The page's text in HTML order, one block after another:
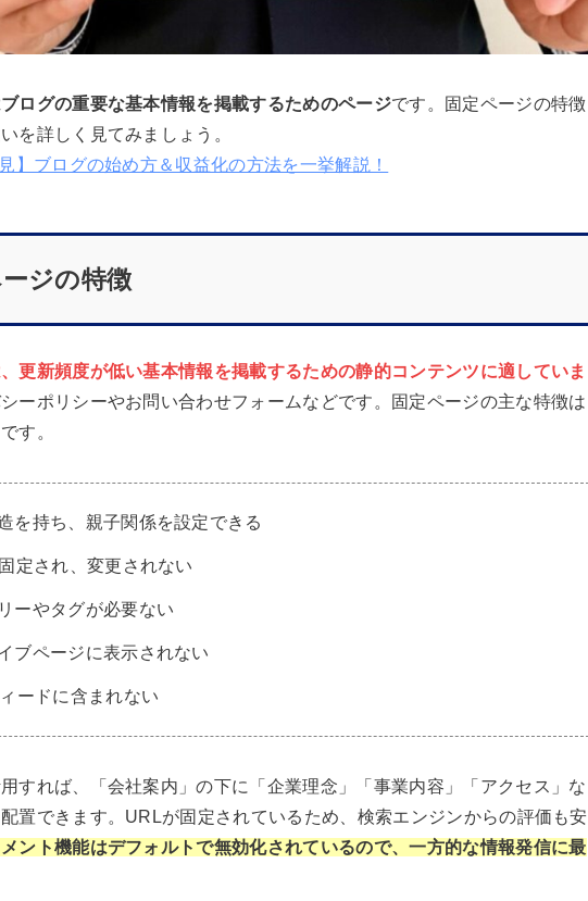
ログの重要な基本情報を掲載するためのページです。固定ページの特徴
を詳しく見てみましょう。
】ブログの始め方＆収益化の方法を一挙解説！
ジの特徴
更新頻度が低い基本情報を掲載するための静的コンテンツに適していま
ーポリシーやお問い合わせフォームなどです。固定ページの主な特徴は
す。
を持ち、親子関係を設定できる
定され、変更されない
ーやタグが必要ない
ブページに表示されない
ードに含まれない
すれば、「会社案内」の下に「企業理念」「事業内容」「アクセス」な
置できます。URLが固定されているため、検索エンジンからの評価も安
メント機能はデフォルトで無効化されているので、一方的な情報発信に最